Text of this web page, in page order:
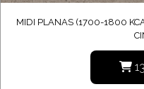
MIDI PLANAS (1700-1800